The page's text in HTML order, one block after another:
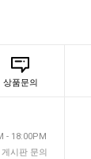
상품문의
- 18:00PM
시판 문의